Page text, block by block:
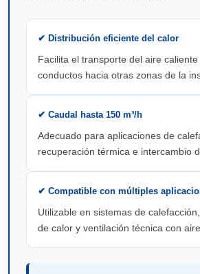
✔ Distribución eficiente del calor
Facilita el transporte del aire
conductos hacia otras zonas de la
✔ Caudal hasta 150 m³/h
Adecuado para aplicaciones de
recuperación térmica e intercambio
✔ Compatible con múltiples
Utilizable en sistemas de
de calor y ventilación técnica con